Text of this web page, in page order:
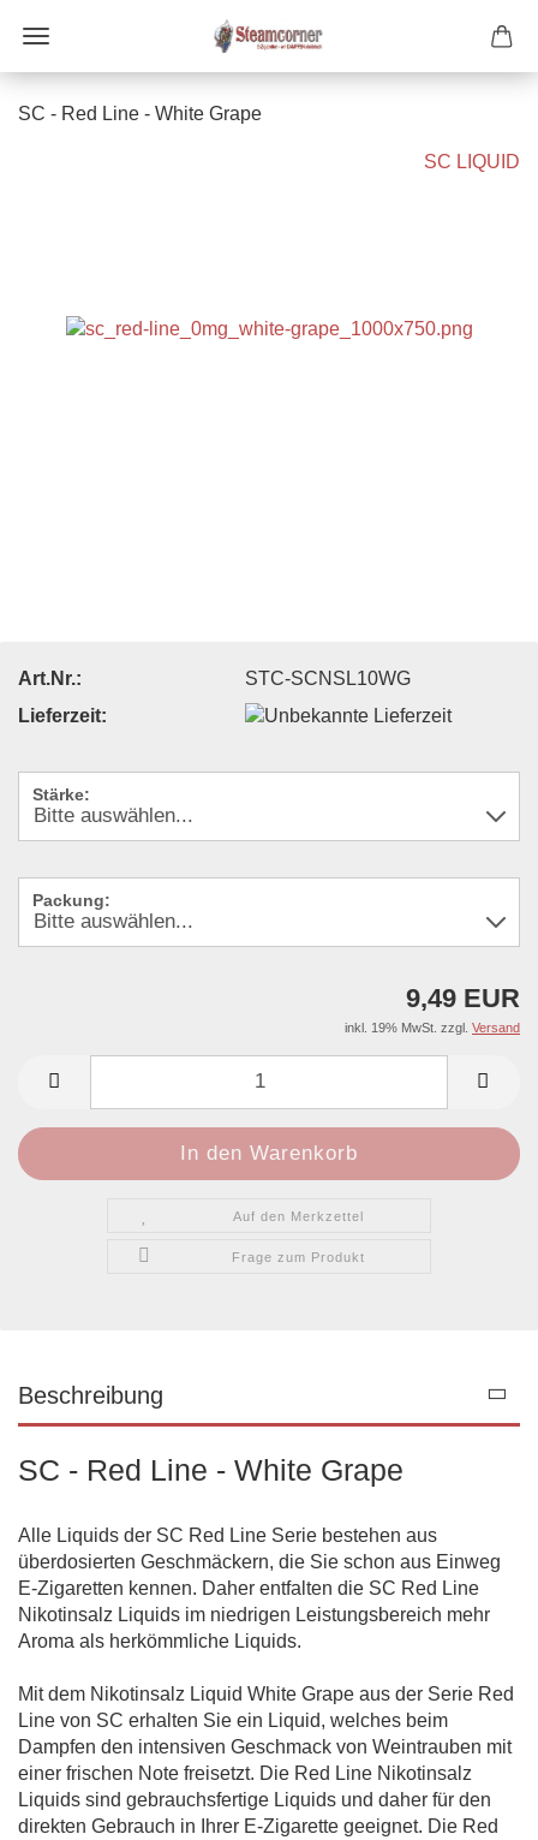
SC - Red Line - White Grape
SC LIQUID
Art.Nr.:
STC-SCNSL10WG
Lieferzeit:
Stärke:
Packung:
9,49 EUR
inkl. 19% MwSt. zzgl. Versand
Auf den Merkzettel
Frage zum Produkt
Beschreibung
SC - Red Line - White Grape
Alle Liquids der SC Red Line Serie bestehen aus
überdosierten Geschmäckern, die Sie schon aus Einweg
E-Zigaretten kennen. Daher entfalten die SC Red Line
Nikotinsalz Liquids im niedrigen Leistungsbereich mehr
Aroma als herkömmliche Liquids.
Mit dem Nikotinsalz Liquid White Grape aus der Serie Red
Line von SC erhalten Sie ein Liquid, welches beim
Dampfen den intensiven Geschmack von Weintrauben mit
einer frischen Note freisetzt. Die Red Line Nikotinsalz
Liquids sind gebrauchsfertige Liquids und daher für den
direkten Gebrauch in Ihrer E-Zigarette geeignet. Die Red